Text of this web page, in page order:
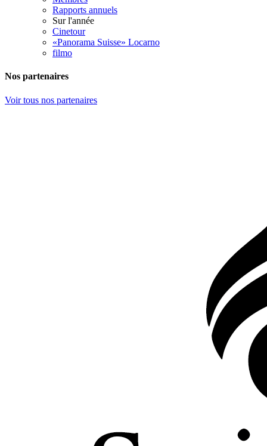
Rapports annuels
Sur l'année
Cinetour
«Panorama Suisse» Locarno
filmo
Nos partenaires
Voir tous nos partenaires